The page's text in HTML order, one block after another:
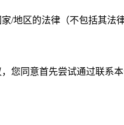
/地区的法律（不包括其法
您同意首先尝试通过联系